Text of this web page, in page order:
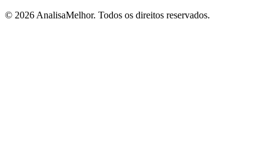
© 2026 AnalisaMelhor. Todos os direitos reservados.